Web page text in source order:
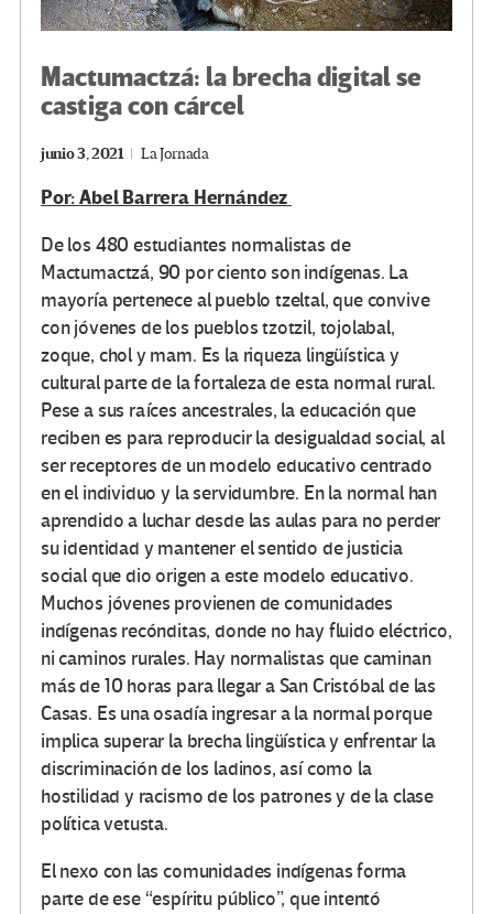
Mactumactzá: la brecha digital se
castiga con cárcel
junio 3, 2021 La Jornada
Por: Abel Barrera Hernández
De los 480 estudiantes normalistas de
Mactumactzá, 90 por ciento son indígenas. La
mayoría pertenece al pueblo tzeltal, que convive
con jóvenes de los pueblos tzotzil, tojolabal,
zoque, chol y mam. Es la riqueza lingüística y
cultural parte de la fortaleza de esta normal rural.
Pese a sus raíces ancestrales, la educación que
reciben es para reproducir la desigualdad social, al
ser receptores de un modelo educativo centrado
en el individuo y la servidumbre. En la normal han
aprendido a luchar desde las aulas para no perder
su identidad y mantener el sentido de justicia
social que dio origen a este modelo educativo.
Muchos jóvenes provienen de comunidades
indígenas recónditas, donde no hay fluido eléctrico,
ni caminos rurales. Hay normalistas que caminan
más de 10 horas para llegar a San Cristóbal de las
Casas. Es una osadía ingresar a la normal porque
implica superar la brecha lingüística y enfrentar la
discriminación de los ladinos, así como la
hostilidad y racismo de los patrones y de la clase
política vetusta.
El nexo con las comunidades indígenas forma
parte de ese “espíritu público”, que intentó